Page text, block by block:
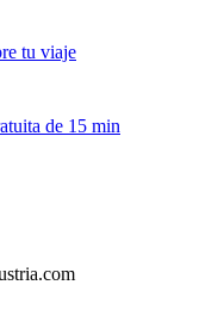
tu viaje
de 15 min